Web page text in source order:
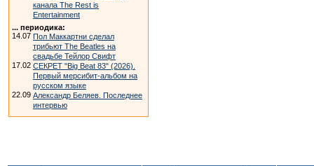
канала The Rest is
Entertainment
... периодика:
14.07 Пол Маккартни сделал
трибьют The Beatles на
свадьбе Тейлор Свифт
17.02 СЕКРЕТ "Big Beat 83" (2026).
Первый мерсибит-альбом на
русском языке
22.09 Александр Беляев. Последнее
интервью